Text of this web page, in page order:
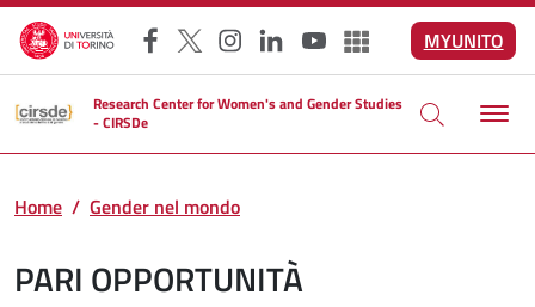
Skip to main content
Facebook
X Instagram
LinkedInYouTubeAltri social
MYUNITO
Research Center for Women's and Gender Studies
- CIRSDe
Home Gender nel mondo
PARI OPPORTUNITÀ